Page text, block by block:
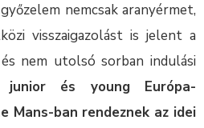
nemcsak aranyérmet,
visszaigazolást is jelent a
nem utolsó sorban indulási
junior és young Európa-
Mans-ban rendeznek az idei